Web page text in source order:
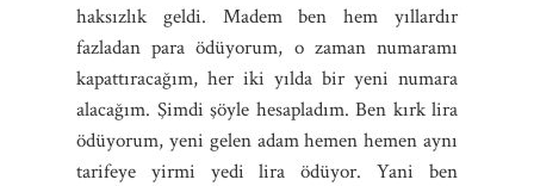
haksızlık geldi. Madem ben hem yıllardır
fazladan para ödüyorum, o zaman numaramı
kapattıracağım, her iki yılda bir yeni numara
alacağım. Şimdi şöyle hesapladım. Ben kırk lira
ödüyorum, yeni gelen adam hemen hemen aynı
tarifeye yirmi yedi lira ödüyor. Yani ben